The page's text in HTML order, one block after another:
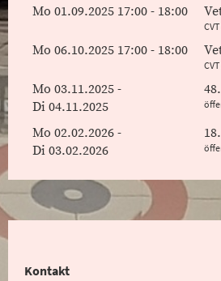
Mo 01.09.2025 17:00 - 18:00
Mo 06.10.2025 17:00 - 18:00
Mo 03.11.2025 -
Di 04.11.2025
Mo 02.02.2026 -
Di 03.02.2026
Kontakt